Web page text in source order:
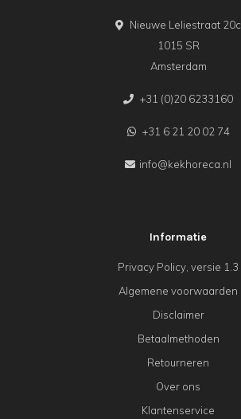
Nieuwe Leliestraat 20c
1015 SR
Amsterdam
+31 (0)20 6233160
+31 6 21 20 02 74
info@kekhoreca.nl
Informatie
Privacy Policy, versie 1.3
Algemene voorwaarden
Disclaimer
Betaalmethoden
Retourneren
Over ons
Klantenservice